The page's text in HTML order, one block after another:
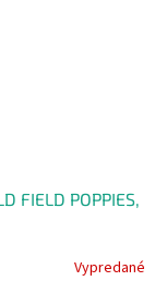
FIELD POPPIES,
Vypredané